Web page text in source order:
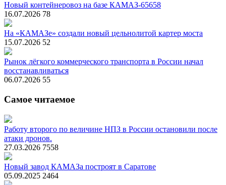
Новый контейнеровоз на базе КАМАЗ-65658
16.07.2026 78
На «КАМАЗе» создали новый цельнолитой картер моста
15.07.2026 52
Рынок лёгкого коммерческого транспорта в России начал
восстанавливаться
06.07.2026 55
Самое читаемое
Работу второго по величине НПЗ в России остановили после
атаки дронов.
27.03.2026 7558
Новый завод КАМАЗа построят в Саратове
05.09.2025 2464